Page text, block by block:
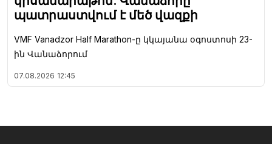
պատրաստվում է մեծ վազքի
VMF Vanadzor Half Marathon-ը կկայանա օգոստոսի 23-
ին Վանաձորում
07.08.2026 12:45